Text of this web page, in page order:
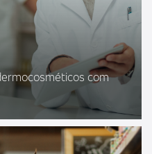
com